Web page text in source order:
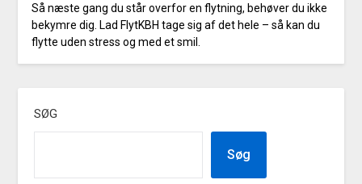
Så næste gang du står overfor en flytning, behøver du ikke
bekymre dig. Lad FlytKBH tage sig af det hele – så kan du
flytte uden stress og med et smil.
SØG
Søg